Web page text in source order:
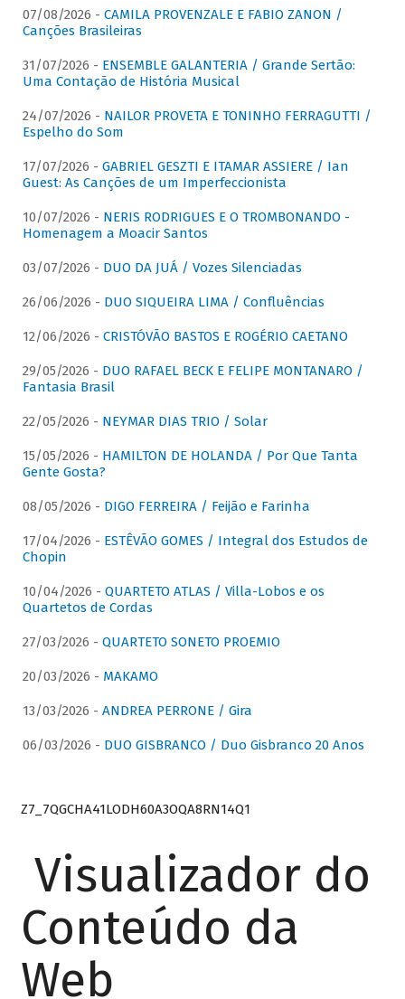
07/08/2026 - CAMILA PROVENZALE E FABIO ZANON /
Canções Brasileiras
31/07/2026 - ENSEMBLE GALANTERIA / Grande Sertão:
Uma Contação de História Musical
24/07/2026 - NAILOR PROVETA E TONINHO FERRAGUTTI /
Espelho do Som
17/07/2026 - GABRIEL GESZTI E ITAMAR ASSIERE / Ian
Guest: As Canções de um Imperfeccionista
10/07/2026 - NERIS RODRIGUES E O TROMBONANDO -
Homenagem a Moacir Santos
03/07/2026 - DUO DA JUÁ / Vozes Silenciadas
26/06/2026 - DUO SIQUEIRA LIMA / Confluências
12/06/2026 - CRISTÓVÃO BASTOS E ROGÉRIO CAETANO
29/05/2026 - DUO RAFAEL BECK E FELIPE MONTANARO /
Fantasia Brasil
22/05/2026 - NEYMAR DIAS TRIO / Solar
15/05/2026 - HAMILTON DE HOLANDA / Por Que Tanta
Gente Gosta?
08/05/2026 - DIGO FERREIRA / Feijão e Farinha
17/04/2026 - ESTÊVÃO GOMES / Integral dos Estudos de
Chopin
10/04/2026 - QUARTETO ATLAS / Villa-Lobos e os
Quartetos de Cordas
27/03/2026 - QUARTETO SONETO PROEMIO
20/03/2026 - MAKAMO
13/03/2026 - ANDREA PERRONE / Gira
06/03/2026 - DUO GISBRANCO / Duo Gisbranco 20 Anos
Z7_7QGCHA41LODH60A3OQA8RN14Q1
Visualizador do
Conteúdo da
Web